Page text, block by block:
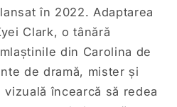
în 2022. Adaptarea
Clark, o tânără
din Carolina de
de dramă, mister și
încearcă să redea